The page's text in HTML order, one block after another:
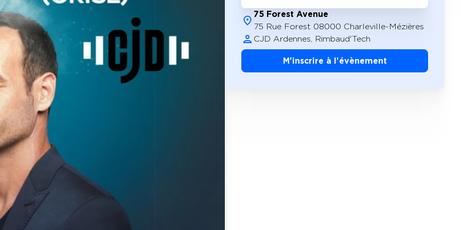
75 Forest Avenue
75 Rue Forest 08000 Charleville-Mézières
CJD Ardennes, Rimbaud'Tech
M'inscrire à l'évènement